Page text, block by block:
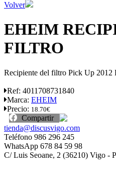
Volver
EHEIM
FILTRO
Recipiente del filtro Pick Up 2012
Ref: 4011708731840
Marca: EHEIM
Precio: 18.70€
Compartir
tienda@discusvigo.com
Teléfono 986 296 245
WhatsApp 678 84 59 98
C/ Luis Seoane, 2 (36210) Vigo -